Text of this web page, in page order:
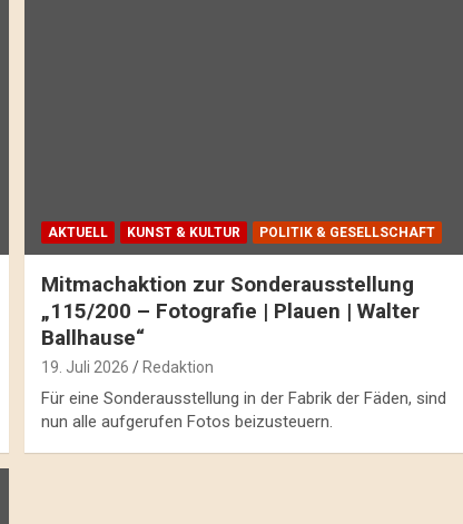
AKTUELL KUNST & KULTUR POLITIK & GESELLSCHAFT
Mitmachaktion zur Sonderausstellung
„115/200 – Fotografie | Plauen | Walter
Ballhause“
19. Juli 2026 Redaktion
Für eine Sonderausstellung in der Fabrik der Fäden, sind
nun alle aufgerufen Fotos beizusteuern.